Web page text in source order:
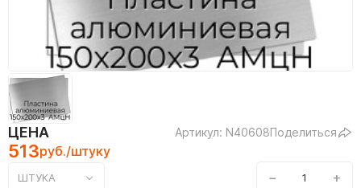
ЦЕНА Артикул: N40608Поделиться
513руб./штуку
ШТУКА − +